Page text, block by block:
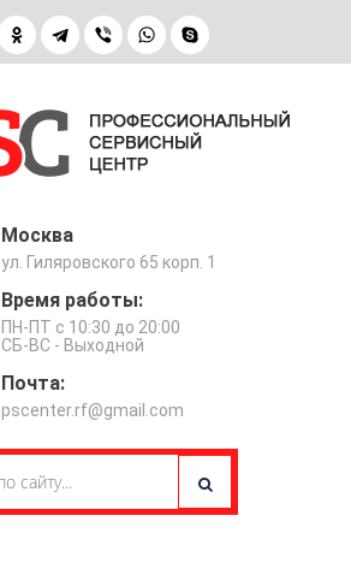
Москва
ул. Гиляровского 65 корп. 1
Время работы:
ПН-ПТ с 10:30 до 20:00
СБ-ВС - Выходной
Почта:
pscenter.rf@gmail.com